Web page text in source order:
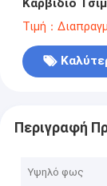
Καρβίδιο
και Υψηλή
Τιμή：
Περιγραφή
Υψηλό φως